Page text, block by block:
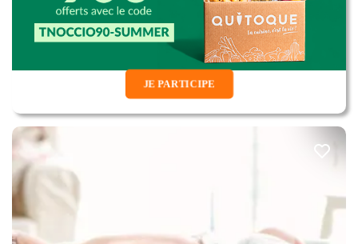
JE PARTICIPE